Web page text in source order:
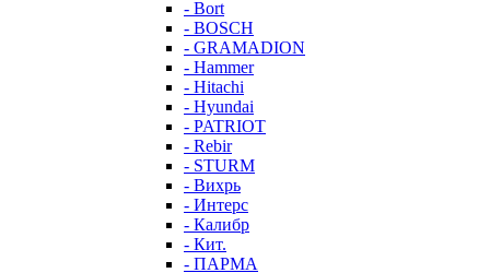
- Bort
- BOSCH
- GRAMADION
- Hammer
- Hitachi
- Hyundai
- PATRIOT
- Rebir
- STURM
- Вихрь
- Интерс
- Калибр
- Кит.
- ПАРМА